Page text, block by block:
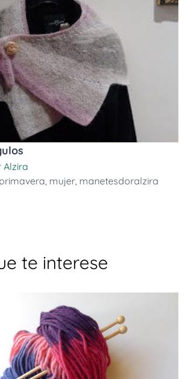
Alzira
primavera, mujer, manetesdoralzira
te interese